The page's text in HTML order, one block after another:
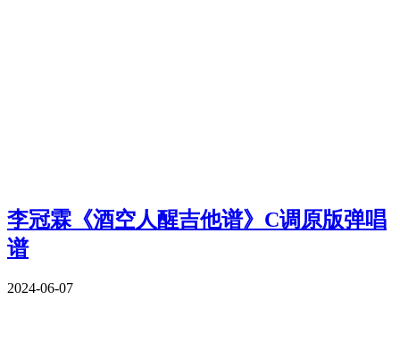
李冠霖《酒空人醒吉他谱》C调原版弹唱
谱
2024-06-07